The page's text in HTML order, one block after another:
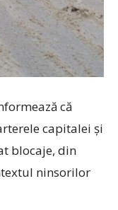
că
capitalei și
blocaje, din
ninsorilor